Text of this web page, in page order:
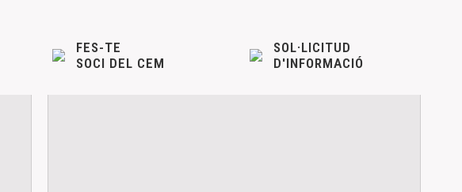
FES-TE
SOCI DEL CEM
SOL·LICITUD
D'INFORMACIÓ